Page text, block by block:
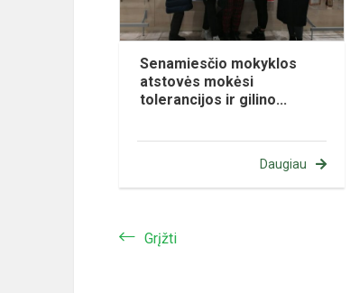
Senamiesčio mokyklos
atstovės mokėsi
tolerancijos ir gilino...
Daugiau
Grįžti